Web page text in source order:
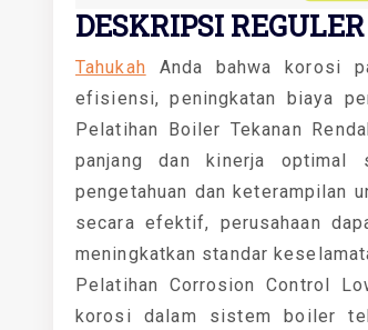
DESKRIPSI
Tahukah Anda bahwa korosi
efisiensi, peningkatan biaya
Pelatihan Boiler Tekanan
panjang dan kinerja optimal
pengetahuan dan keterampilan
secara efektif, perusahaan
meningkatkan standar
Pelatihan Corrosion Control
korosi dalam sistem boiler